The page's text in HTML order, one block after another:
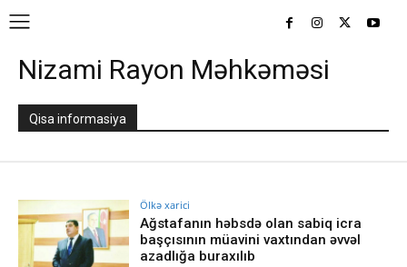
Nizami Rayon Məhkəməsi
Qisa informasiya
Ölkə xarici
Ağstafanın həbsdə olan sabiq icra
başçısının müavini vaxtından əvvəl
azadlığa buraxılıb